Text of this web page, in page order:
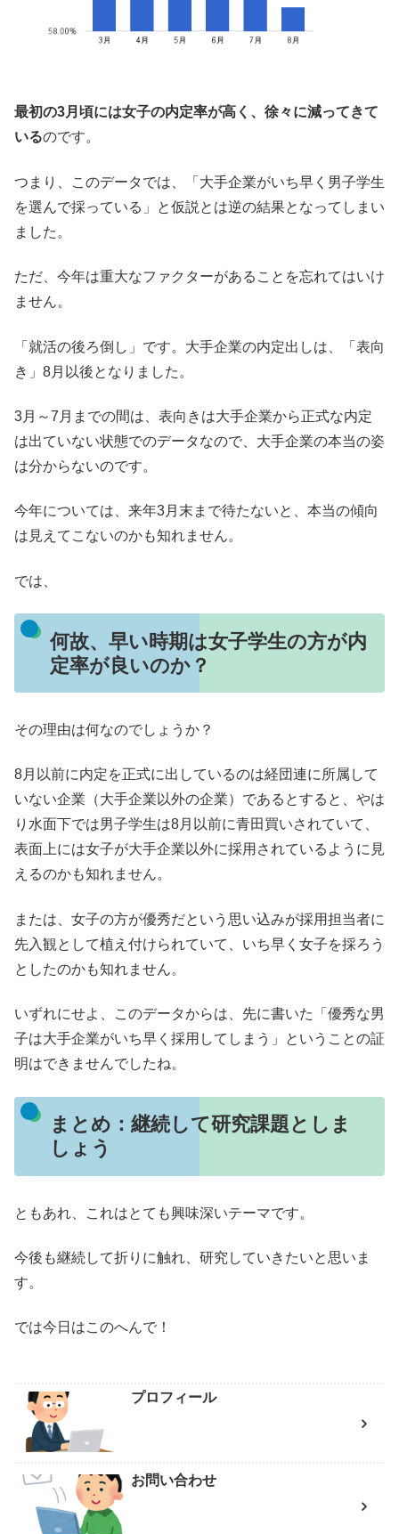
最初の3月頃には女子の内定率が高く、徐々に減ってきて
いるのです。
つまり、このデータでは、「大手企業がいち早く男子学生
を選んで採っている」と仮説とは逆の結果となってしまい
ました。
ただ、今年は重大なファクターがあることを忘れてはいけ
ません。
「就活の後ろ倒し」です。大手企業の内定出しは、「表向
き」8月以後となりました。
3月～7月までの間は、表向きは大手企業から正式な内定
は出ていない状態でのデータなので、大手企業の本当の姿
は分からないのです。
今年については、来年3月末まで待たないと、本当の傾向
は見えてこないのかも知れません。
では、
何故、早い時期は女子学生の方が内
定率が良いのか？
その理由は何なのでしょうか？
8月以前に内定を正式に出しているのは経団連に所属して
いない企業（大手企業以外の企業）であるとすると、やは
り水面下では男子学生は8月以前に青田買いされていて、
表面上には女子が大手企業以外に採用されているように見
えるのかも知れません。
または、女子の方が優秀だという思い込みが採用担当者に
先入観として植え付けられていて、いち早く女子を採ろう
としたのかも知れません。
いずれにせよ、このデータからは、先に書いた「優秀な男
子は大手企業がいち早く採用してしまう」ということの証
明はできませんでしたね。
まとめ：継続して研究課題としま
しょう
ともあれ、これはとても興味深いテーマです。
今後も継続して折りに触れ、研究していきたいと思いま
す。
では今日はこのへんで！
プロフィール
お問い合わせ